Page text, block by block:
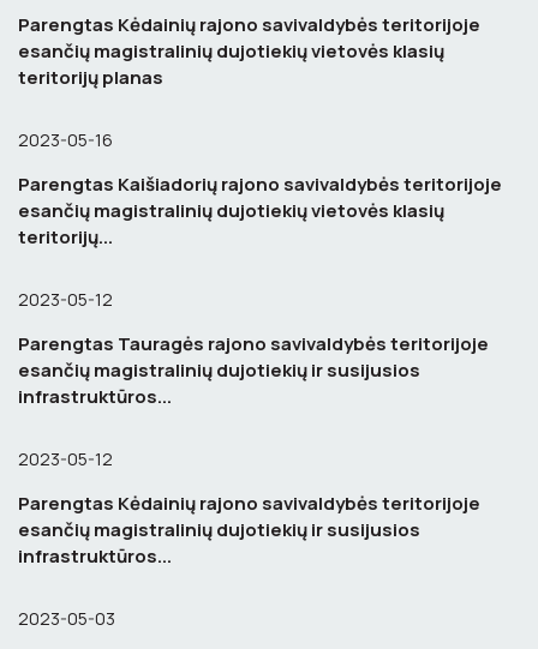
Parengtas Kėdainių rajono savivaldybės teritorijoje
esančių magistralinių dujotiekių vietovės klasių
teritorijų planas
2023-05-16
Parengtas Kaišiadorių rajono savivaldybės teritorijoje
esančių magistralinių dujotiekių vietovės klasių
teritorijų...
2023-05-12
Parengtas Tauragės rajono savivaldybės teritorijoje
esančių magistralinių dujotiekių ir susijusios
infrastruktūros...
2023-05-12
Parengtas Kėdainių rajono savivaldybės teritorijoje
esančių magistralinių dujotiekių ir susijusios
infrastruktūros...
2023-05-03